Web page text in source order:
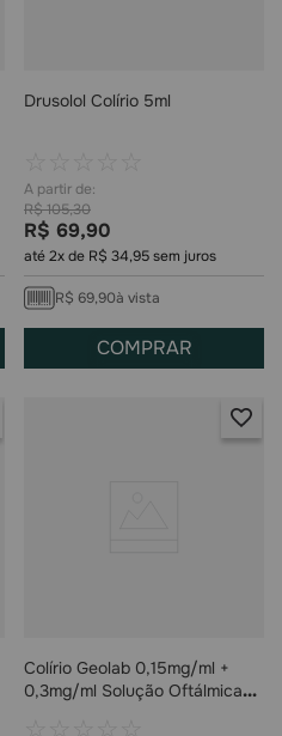
Drusolol Colírio 5ml
R$105,30
R$ 69,90
até2x de R$ 34,95sem juros
R$ 69,90à vista
COMPRAR
Colírio Geolab 0,15mg/ml +
0,3mg/ml Solução Oftálmica